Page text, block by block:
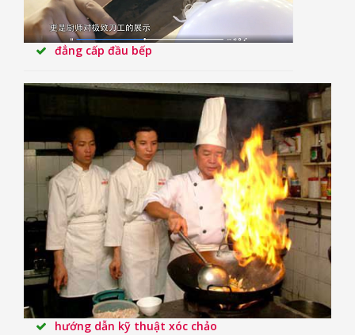
đẳng cấp đầu bếp
hướng dẫn kỹ thuật xóc chảo